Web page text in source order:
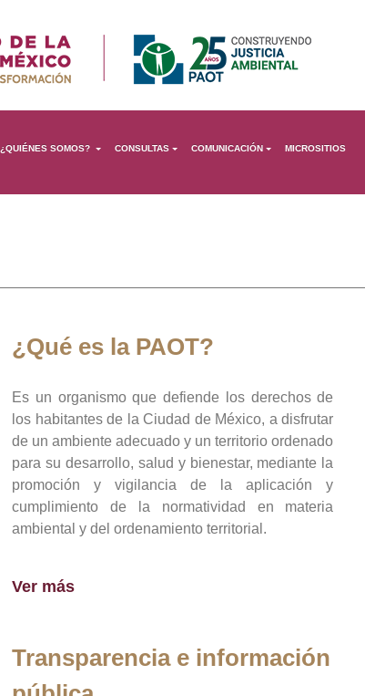
¿QUIÉNES SOMOS? CONSULTAS COMUNICACIÓN MICROSITIOS
¿Qué es la PAOT?
Es un organismo que defiende los derechos de
los habitantes de la Ciudad de México, a disfrutar
de un ambiente adecuado y un territorio ordenado
para su desarrollo, salud y bienestar, mediante la
promoción y vigilancia de la aplicación y
cumplimiento de la normatividad en materia
ambiental y del ordenamiento territorial.
Ver más
Transparencia e información